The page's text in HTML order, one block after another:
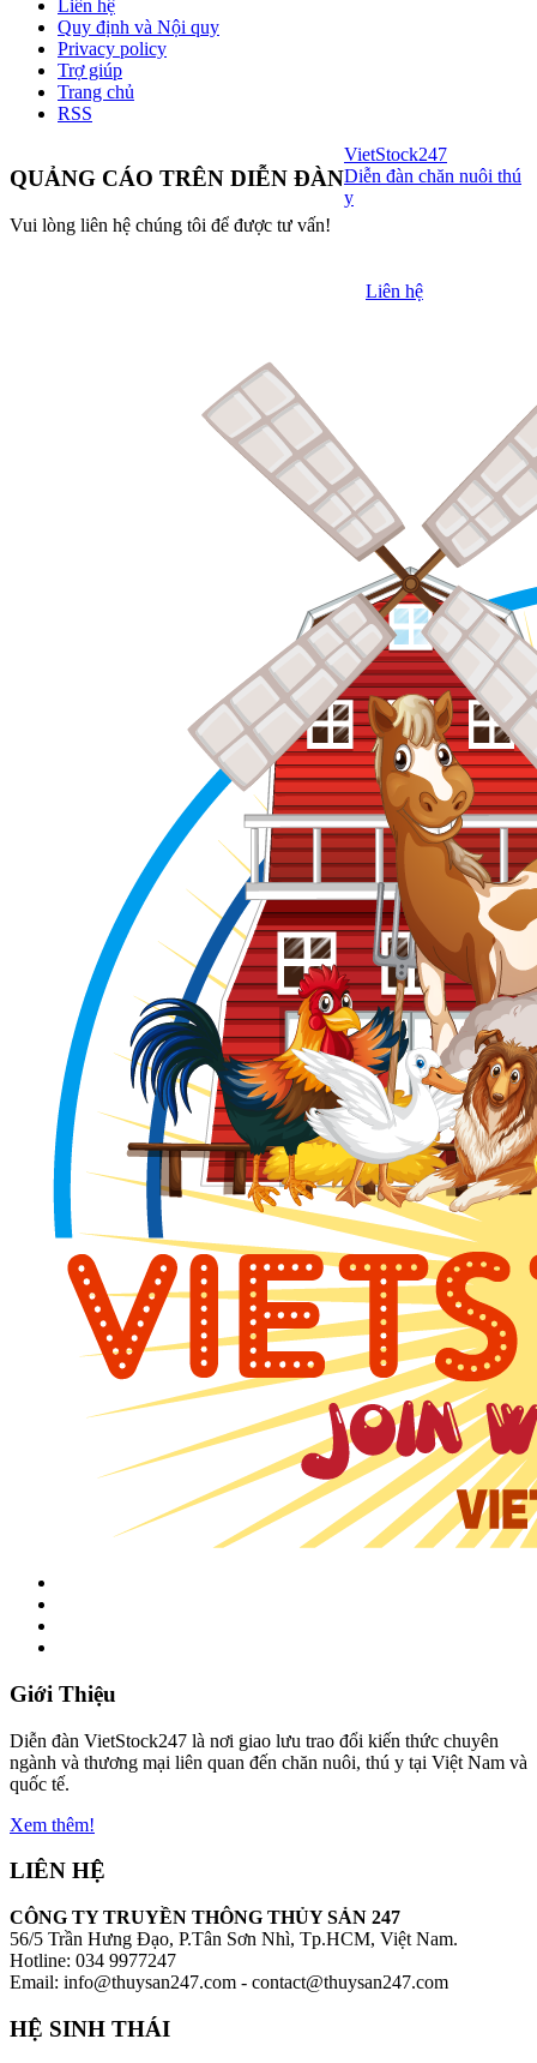
Liên hệ
Quy định và Nội quy
Privacy policy
Trợ giúp
Trang chủ
RSS
QUẢNG CÁO TRÊN DIỄN ĐÀN
Vui lòng liên hệ chúng tôi để được tư vấn!
Liên hệ
VietStock247
Diễn đàn chăn nuôi thú
y
Giới Thiệu
Diễn đàn VietStock247 là nơi giao lưu trao đổi kiến thức chuyên
ngành và thương mại liên quan đến chăn nuôi, thú y tại Việt Nam và
quốc tế.
Xem thêm!
LIÊN HỆ
CÔNG TY TRUYỀN THÔNG THỦY SẢN 247
56/5 Trần Hưng Đạo, P.Tân Sơn Nhì, Tp.HCM, Việt Nam.
Hotline: 034 9977247
Email: info@thuysan247.com - contact@thuysan247.com
HỆ SINH THÁI